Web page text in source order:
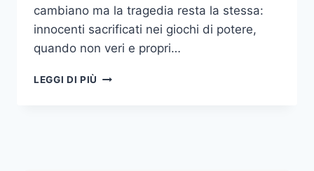
cambiano ma la tragedia resta la stessa:
innocenti sacrificati nei giochi di potere,
quando non veri e propri…
LEGGI DI PIÙ STAY